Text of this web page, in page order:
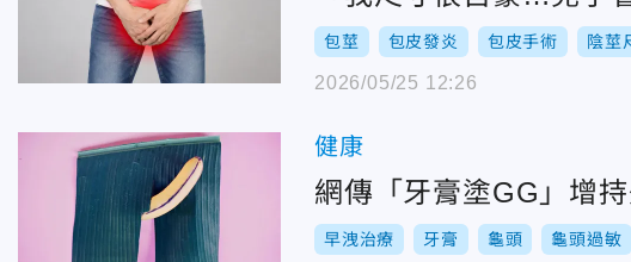
包莖 包皮發炎 包皮手術 陰莖
2026/05/25 12:26
健康
網傳「牙膏塗GG」增
早洩治療 牙膏 龜頭 龜頭過敏